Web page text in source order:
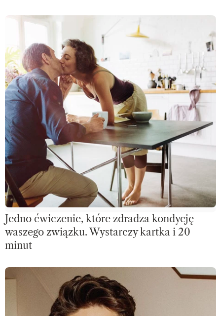
Jedno ćwiczenie, które zdradza kondycję
waszego związku. Wystarczy kartka i 20
minut